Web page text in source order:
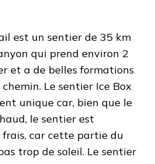
est un sentier de 35 km
qui prend environ 2
et a de belles formations
Le sentier Ice Box
unique car, bien que le
le sentier est
car cette partie du
trop de soleil. Le sentier